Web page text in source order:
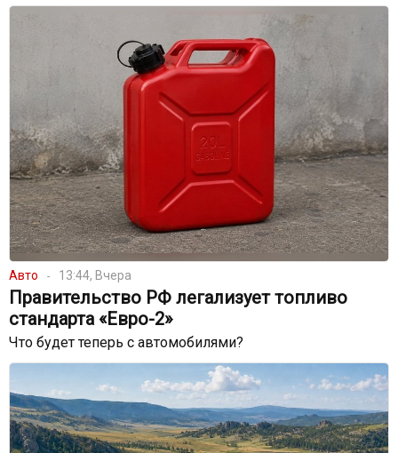
Авто 13:44, Вчера
Правительство РФ легализует топливо
стандарта «Евро-2»
Что будет теперь с автомобилями?